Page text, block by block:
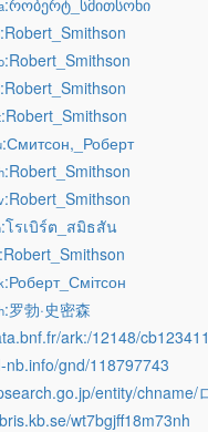
:რობერტ_სმითსონი
:Robert_Smithson
:Robert_Smithson
:Robert_Smithson
:Robert_Smithson
:Смитсон,_Роберт
:Robert_Smithson
:Robert_Smithson
:โรเบิร์ต_สมิธสัน
:Robert_Smithson
:Роберт_Смітсон
:罗勃·史密森
ark:/12148/
nb.info/gnd/118797743
entity/chname/
wt7bgjff18m73nh